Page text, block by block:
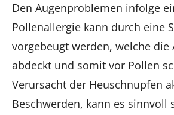
Den Augenproblemen infolge
Pollenallergie kann durch eine
vorgebeugt werden, welche die
abdeckt und somit vor Pollen
Verursacht der Heuschnupfen
Beschwerden, kann es sinnvoll